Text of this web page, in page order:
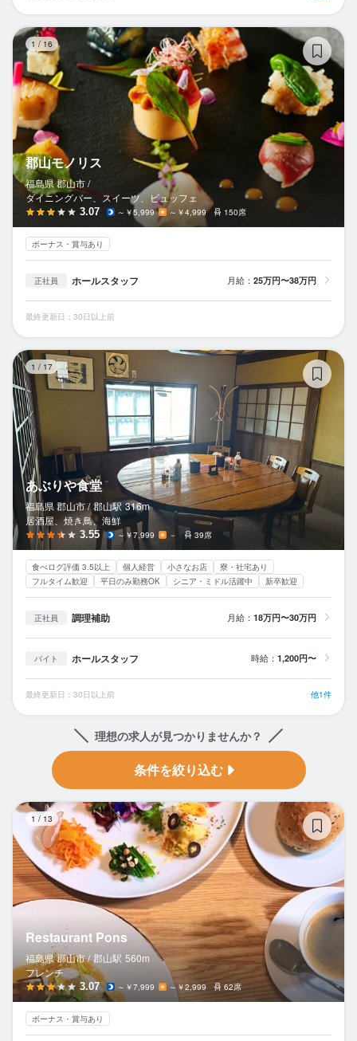
1 / 16
郡山モノリス
福島県 郡山市 /
ダイニングバー、スイーツ、ビュッフェ
3.07 ～￥5,999 ～￥4,999 150席
ボーナス・賞与あり
正社員 ホールスタッフ 月給： 25万円〜38万円
最終更新日：30日以上前
1 / 17
あぶりや食堂
福島県 郡山市 / 郡山駅 316m
居酒屋、焼き鳥、海鮮
3.55 ～￥7,999 － 39席
食べログ評価 3.5以上 個人経営 小さなお店
寮・社宅あり
フルタイム歓迎
平日のみ勤務OK シニア・ミドル活躍中 新卒歓迎
正社員 調理補助 月給： 18万円〜30万円
バイト ホールスタッフ 時給： 1,200円〜
最終更新日：30日以上前 他1件
理想の求人が見つかりませんか？
条件を絞り込む
1 / 13
Restaurant Pons
福島県 郡山市 / 郡山駅 560m
フレンチ
3.07 ～￥7,999 ～￥2,999 62席
ボーナス・賞与あり